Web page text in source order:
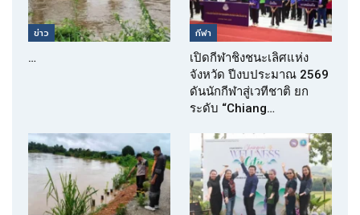
ข่าว
…
กีฬา
เปิดกีฬาชิงชนะเลิศแห่ง
จังหวัด ปีงบประมาณ 2569
ดันนักกีฬาสู่เวทีชาติ ยก
ระดับ “Chiang…